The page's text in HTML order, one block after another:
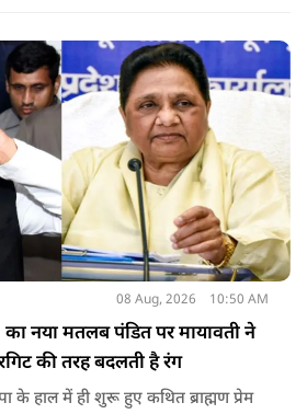
से तीखी बहस हो गई.
08 Aug, 2026 10:50 AM
नया मतलब पंडित पर मायावती ने
की तरह बदलती है रंग
के हाल में ही शुरू हुए कथित ब्राह्मण प्रेम